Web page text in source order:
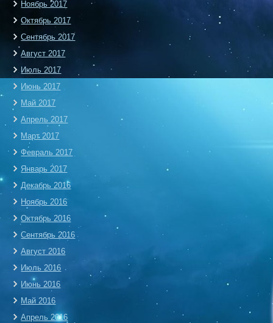
Ноябрь 2017
Октябрь 2017
Сентябрь 2017
Август 2017
Июль 2017
Июнь 2017
Май 2017
Апрель 2017
Март 2017
Февраль 2017
Январь 2017
Декабрь 2016
Ноябрь 2016
Октябрь 2016
Сентябрь 2016
Август 2016
Июль 2016
Июнь 2016
Май 2016
Апрель 2016